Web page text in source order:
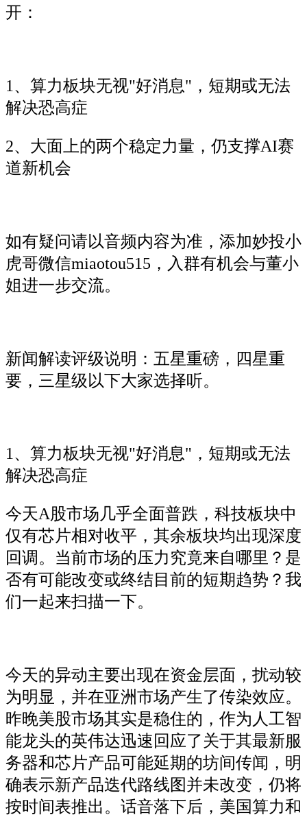
开：
1、算力板块无视"好消息"，短期或无法
解决恐高症
2、大面上的两个稳定力量，仍支撑AI赛
道新机会
如有疑问请以音频内容为准，添加妙投小
虎哥微信miaotou515，入群有机会与董小
姐进一步交流。
新闻解读评级说明：五星重磅，四星重
要，三星级以下大家选择听。
1、算力板块无视"好消息"，短期或无法
解决恐高症
今天A股市场几乎全面普跌，科技板块中
仅有芯片相对收平，其余板块均出现深度
回调。当前市场的压力究竟来自哪里？是
否有可能改变或终结目前的短期趋势？我
们一起来扫描一下。
今天的异动主要出现在资金层面，扰动较
为明显，并在亚洲市场产生了传染效应。
昨晚美股市场其实是稳住的，作为人工智
能龙头的英伟达迅速回应了关于其最新服
务器和芯片产品可能延期的坊间传闻，明
确表示新产品迭代路线图并未改变，仍将
按时间表推出。话音落下后，美国算力和